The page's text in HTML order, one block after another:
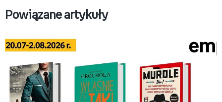
Powiązane artykuły